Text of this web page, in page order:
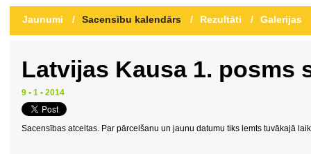
Jaunumi / Sacensību kalendārs / Rezultāti / Galerijas
Latvijas Kausa 1. posms
9 • 1 • 2014
Sacensības atceltas. Par pārcelšanu un jaunu datumu tiks lemts tuvākajā